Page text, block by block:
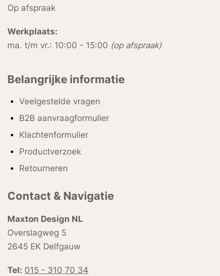
Op afspraak
Werkplaats:
ma. t/m vr.: 10:00 - 15:00 (op afspraak)
Belangrijke informatie
Veelgestelde vragen
B2B aanvraagformulier
Klachtenformulier
Productverzoek
Retourneren
Contact & Navigatie
Maxton Design NL
Overslagweg 5
2645 EK Delfgauw
Tel: 015 - 310 70 34